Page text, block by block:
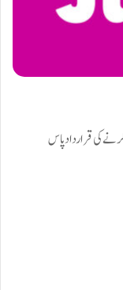
کرنے کی قرارداد پاس